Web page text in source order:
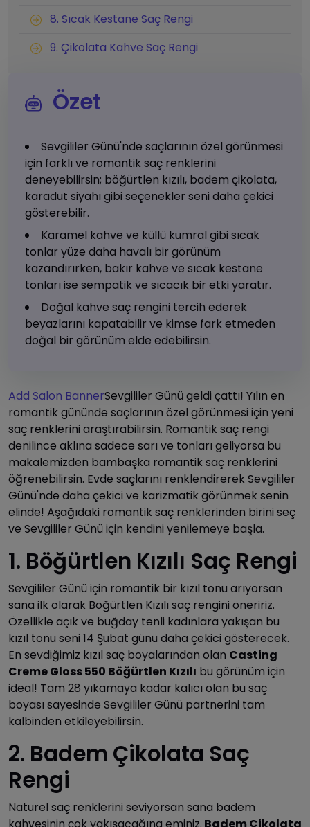
8. Sıcak Kestane Saç Rengi
9. Çikolata Kahve Saç Rengi
Özet
Sevgililer Günü'nde saçlarının özel görünmesi
için farklı ve romantik saç renklerini
deneyebilirsin; böğürtlen kızılı, badem çikolata,
karadut siyahı gibi seçenekler seni daha çekici
gösterebilir.
Karamel kahve ve küllü kumral gibi sıcak
tonlar yüze daha havalı bir görünüm
kazandırırken, bakır kahve ve sıcak kestane
tonları ise sempatik ve sıcacık bir etki yaratır.
Doğal kahve saç rengini tercih ederek
beyazlarını kapatabilir ve kimse fark etmeden
doğal bir görünüm elde edebilirsin.
Add Salon BannerSevgililer Günü geldi çattı! Yılın en
romantik gününde saçlarının özel görünmesi için yeni
saç renklerini araştırabilirsin. Romantik saç rengi
denilince aklına sadece sarı ve tonları geliyorsa bu
makalemizden bambaşka romantik saç renklerini
öğrenebilirsin. Evde saçlarını renklendirerek Sevgililer
Günü'nde daha çekici ve karizmatik görünmek senin
elinde! Aşağıdaki romantik saç renklerinden birini seç
ve Sevgililer Günü için kendini yenilemeye başla.
1. Böğürtlen Kızılı Saç Rengi
Sevgililer Günü için romantik bir kızıl tonu arıyorsan
sana ilk olarak Böğürtlen Kızılı saç rengini öneririz.
Özellikle açık ve buğday tenli kadınlara yakışan bu
kızıl tonu seni 14 Şubat günü daha çekici gösterecek.
En sevdiğimiz kızıl saç boyalarından olan Casting
Creme Gloss 550 Böğürtlen Kızılı bu görünüm için
ideal! Tam 28 yıkamaya kadar kalıcı olan bu saç
boyası sayesinde Sevgililer Günü partnerini tam
kalbinden etkileyebilirsin.
2. Badem Çikolata Saç
Rengi
Naturel saç renklerini seviyorsan sana badem